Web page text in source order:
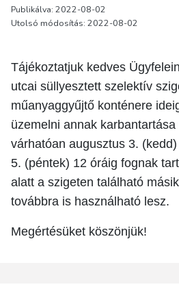
Publikálva: 2022-08-02
Utolsó módosítás: 2022-08-02
Tájékoztatjuk kedves
utcai süllyesztett szelektív
műanyaggyűjtő konténere
üzemelni annak
várhatóan augusztus 3.
5. (péntek) 12 óráig fognak
alatt a szigeten található
továbbra is használható lesz.
Megértésüket köszönjük!